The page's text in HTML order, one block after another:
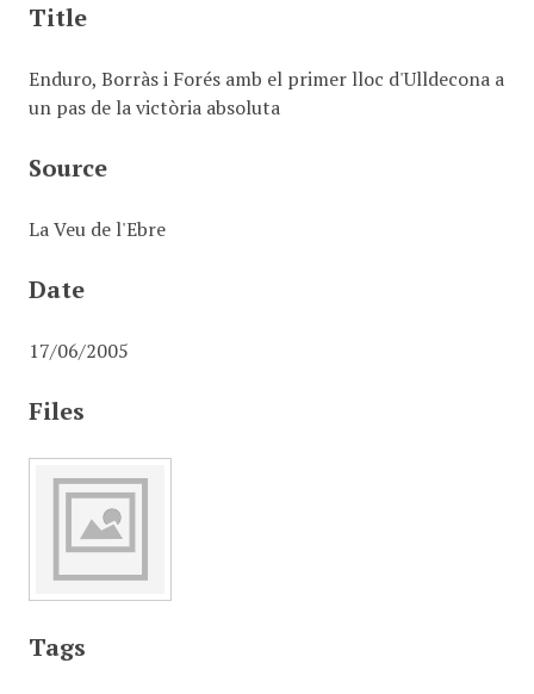
Title
Enduro, Borràs i Forés amb el primer lloc d'Ulldecona a
un pas de la victòria absoluta
Source
La Veu de l'Ebre
Date
17/06/2005
Files
Tags